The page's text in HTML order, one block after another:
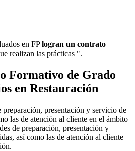
en FPlogran un contrato
realizan las prácticas ".
Formativo de Grado
en Restauración
preparación, presentación y servicio de
las de atención al cliente en el ámbito
de preparación, presentación y
así como las de atención al cliente